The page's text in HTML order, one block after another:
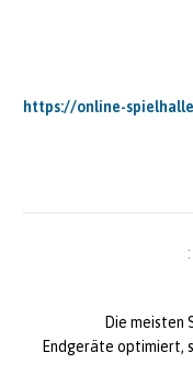
https://online-
Die meisten
Endgeräte optimiert,